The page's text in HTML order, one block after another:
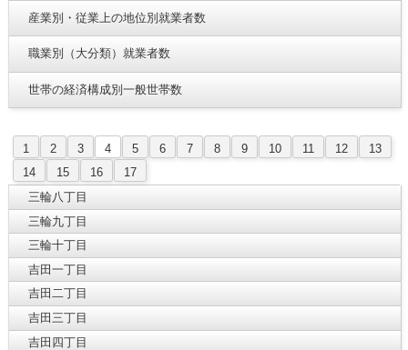
産業別・従業上の地位別就業者数
職業別（大分類）就業者数
世帯の経済構成別一般世帯数
1 2 3 4 5 6 7 8 9 10 11 12
13
14
15 16
17
三輪八丁目
三輪九丁目
三輪十丁目
吉田一丁目
吉田二丁目
吉田三丁目
吉田四丁目